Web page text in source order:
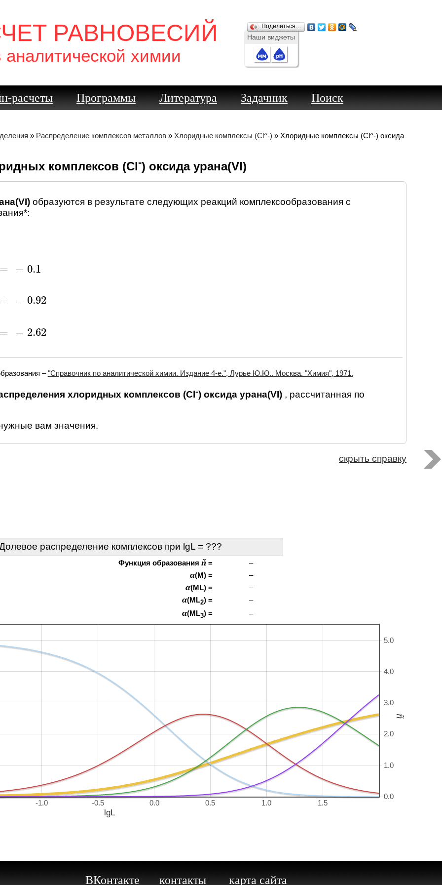
РАВНОВЕСИЙ
аналитической химии
Поделиться…
Наши виджеты
расчеты Программы Литература Задачник Поиск
» Распределение комплексов металлов » Хлоридные комплексы (Cl^-) » Хлоридные комплексы (Cl^-) оксида
комплексов (Cl-) оксида урана(VI)
образуются в результате следующих реакций комплексообразования с
= − 0.1
-0.1
= − 0.92
-0.92
= − 2.62
-2.62
–"Справочник по аналитической химии. Издание 4-е.", Лурье Ю.Ю.. Москва. "Химия", 1971.
хлоридных комплексов (Cl -) оксида урана(VI) , рассчитанная по
вам значения.
скрыть справку
распределение комплексов при lgL = ???
Функция образования ñ = –
α(M) = –
α(ML) = –
α(ML2) = –
α(ML3) = –
-1.0 -0.5 0.0 0.5 1.0 1.5
0.0
1.0
2.0
3.0
4.0
5.0
lgL
ñ
ВКонтакте контакты карта сайта